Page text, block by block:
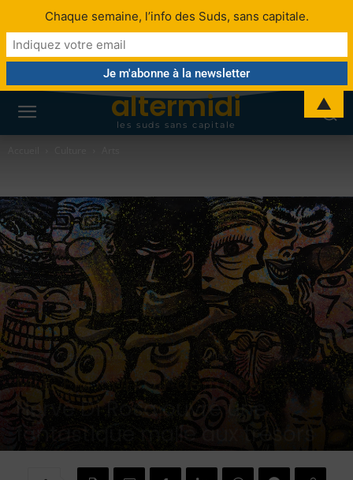
altermidi
les suds sans capitale
Culture Arts Arts visuels Installation Méditerranée Régions
MUCEM « Un air de famille »:
Hervé Di Rosa ouvre une
fantastique malle aux trésors
Chaque semaine, l’info des Suds, sans capitale.
▲